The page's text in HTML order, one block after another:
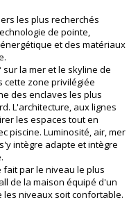
les plus recherchés
de pointe,
et des matériaux
la mer et le skyline de
cette zone privilégiée
des enclaves les plus
L'architecture, aux lignes
les espaces tout en
piscine. Luminosité, air, mer
intègre adapte et intègre
par le niveau le plus
de la maison équipé d'un
niveaux soit confortable.